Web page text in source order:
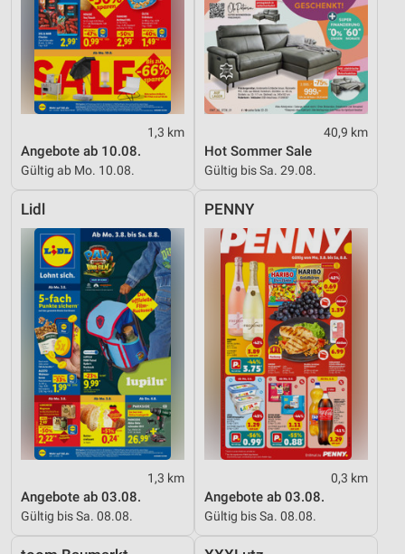
1,3 km
Angebote ab 10.08.
Gültig ab Mo. 10.08.
40,9 km
Hot Sommer Sale
Gültig bis Sa. 29.08.
Lidl
1,3 km
Angebote ab 03.08.
Gültig bis Sa. 08.08.
PENNY
0,3 km
Angebote ab 03.08.
Gültig bis Sa. 08.08.